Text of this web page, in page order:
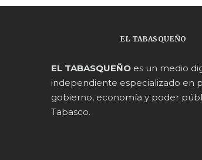
EL TABASQUEÑO
EL TABASQUEÑO es un medio
independiente especializado en
gobierno, economía y poder
Tabasco.